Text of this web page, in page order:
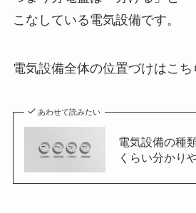
こなしている電気設備です。
電気設備全体の位置づけはこち
あわせて読みたい
電気設備の種
くらい分かり